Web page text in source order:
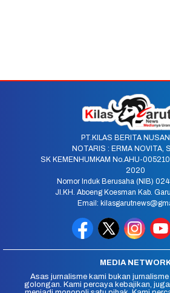
PT.KILAS BERITA
NOTARIS : ERMA NOVITA,
SK KEMENHUMKAM No.AHU-
2020
Nomor Induk Berusaha (NIB)
Jl.KH. Aboeng Koesman Kab.
Email:
MEDIA
Asas jurnalisme kami bukan
golongan. Kami percaya kebajikan,